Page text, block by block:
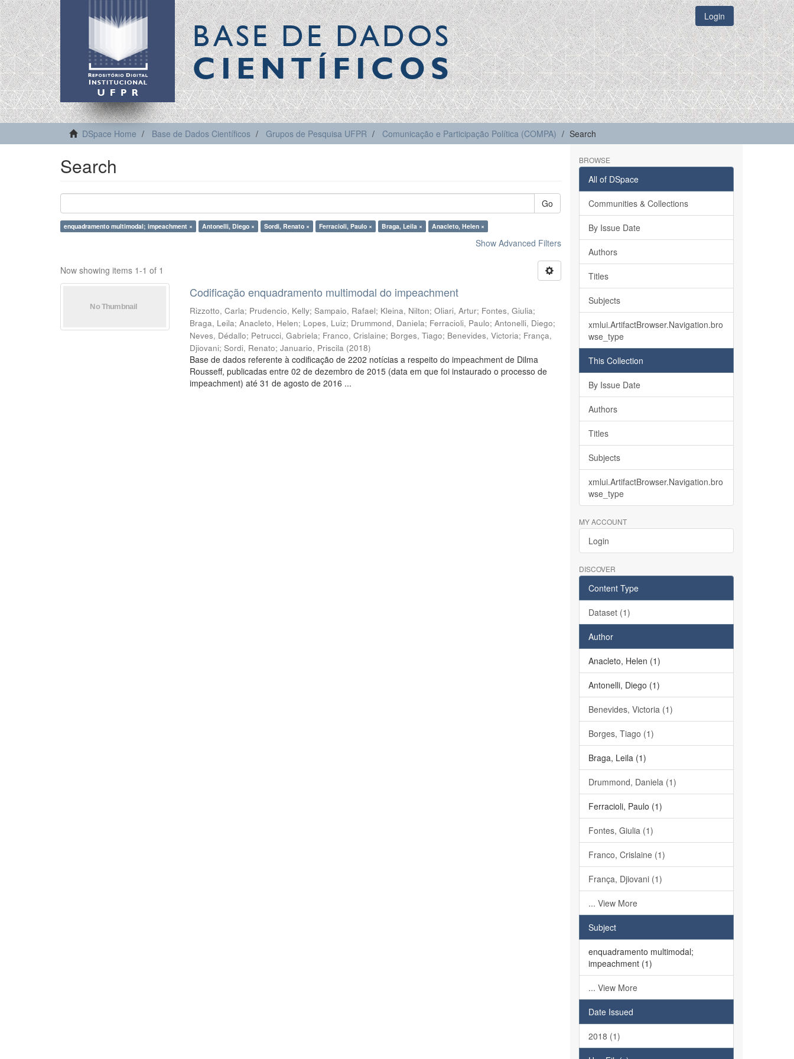
BASE DE DADOS
CIENTÍFICOS
Login
DSpace Home Base de Dados Científicos Grupos de Pesquisa UFPR Comunicação e Participação Política (COMPA) Search
Search
Go
enquadramento multimodal; impeachment × Antonelli, Diego × Sordi, Renato × Ferracioli, Paulo × Braga, Leila × Anacleto, Helen ×
Show Advanced Filters
Now showing items 1-1 of 1
Codificação enquadramento multimodal do impeachment
Rizzotto, Carla; Prudencio, Kelly;Sampaio, Rafael; Kleina, Nilton;Oliari, Artur; Fontes, Giulia;
Braga, Leila;Anacleto, Helen; Lopes, Luiz; Drummond, Daniela; Ferracioli, Paulo;Antonelli, Diego;
Neves, Dédallo; Petrucci, Gabriela; Franco, Crislaine; Borges, Tiago; Benevides, Victoria; França,
Djiovani;Sordi, Renato;Januario, Priscila (2018)
Base de dados referente à codificação de 2202 notícias a respeito do impeachment de Dilma
Rousseff, publicadas entre 02 de dezembro de 2015 (data em que foi instaurado o processo de
impeachment) até 31 de agosto de 2016 ...
BROWSE
All of DSpace
Communities & Collections
By Issue Date
Authors
Titles
Subjects
xmlui.ArtifactBrowser.Navigation.bro
wse_type
This Collection
By Issue Date
Authors
Titles
Subjects
xmlui.ArtifactBrowser.Navigation.bro
wse_type
MY ACCOUNT
Login
DISCOVER
Content Type
Dataset (1)
Author
Anacleto, Helen (1)
Antonelli, Diego (1)
Benevides, Victoria (1)
Borges, Tiago (1)
Braga, Leila (1)
Drummond, Daniela (1)
Ferracioli, Paulo (1)
Fontes, Giulia (1)
Franco, Crislaine (1)
França, Djiovani (1)
... View More
Subject
enquadramento multimodal;
impeachment (1)
... View More
Date Issued
2018 (1)